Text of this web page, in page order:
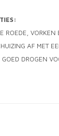
ROEDE,
AF MET
DROGEN